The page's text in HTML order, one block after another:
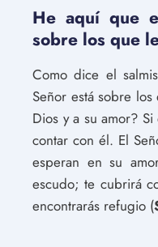
He aquí que
sobre los que
Como dice el
Señor está sobre
Dios y a su amor?
contar con él. El
esperan en su
escudo; te cubrirá
encontrarás refugio (